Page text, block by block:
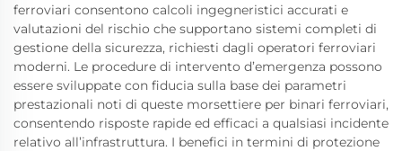
ferroviari consentono calcoli ingegneristici accurati e
valutazioni del rischio che supportano sistemi completi di
gestione della sicurezza, richiesti dagli operatori ferroviari
moderni. Le procedure di intervento d’emergenza possono
essere sviluppate con fiducia sulla base dei parametri
prestazionali noti di queste morsettiere per binari ferroviari,
consentendo risposte rapide ed efficaci a qualsiasi incidente
relativo all’infrastruttura. I benefici in termini di protezione